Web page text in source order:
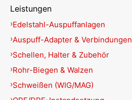
Leistungen
Edelstahl-Auspuffanlagen
Auspuff-Adapter & Verbindungen
Schellen, Halter & Zubehör
Rohr-Biegen & Walzen
Schweißen (WIG/MAG)